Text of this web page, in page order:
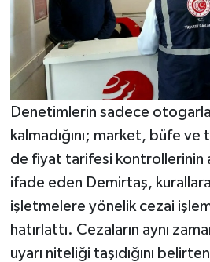
Denetimlerin sadece
kalmadığını; market, büfe
de fiyat tarifesi kontrollerinin
ifade eden Demirtaş,
işletmelere yönelik cezai işlem
hatırlattı. Cezaların aynı
uyarı niteliği taşıdığını